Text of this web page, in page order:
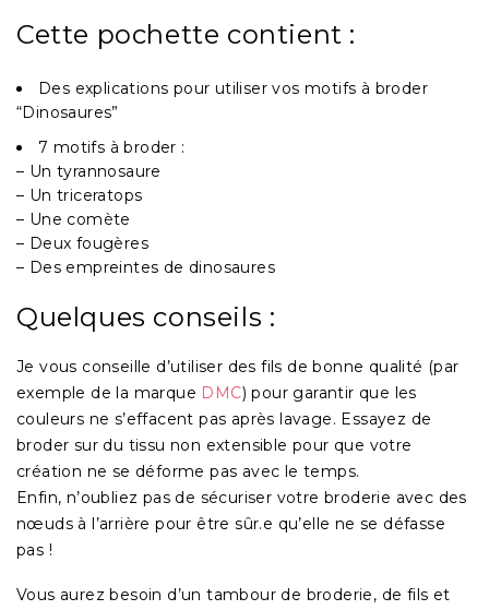
Cette pochette contient :
Des explications pour utiliser vos motifs à broder
“Dinosaures”
7 motifs à broder :
– Un tyrannosaure
– Un triceratops
– Une comète
– Deux fougères
– Des empreintes de dinosaures
Quelques conseils :
Je vous conseille d’utiliser des fils de bonne qualité (par
exemple de la marque DMC) pour garantir que les
couleurs ne s’effacent pas après lavage. Essayez de
broder sur du tissu non extensible pour que votre
création ne se déforme pas avec le temps.
Enfin, n’oubliez pas de sécuriser votre broderie avec des
nœuds à l’arrière pour être sûr.e qu’elle ne se défasse
pas !
Vous aurez besoin d’un tambour de broderie, de fils et